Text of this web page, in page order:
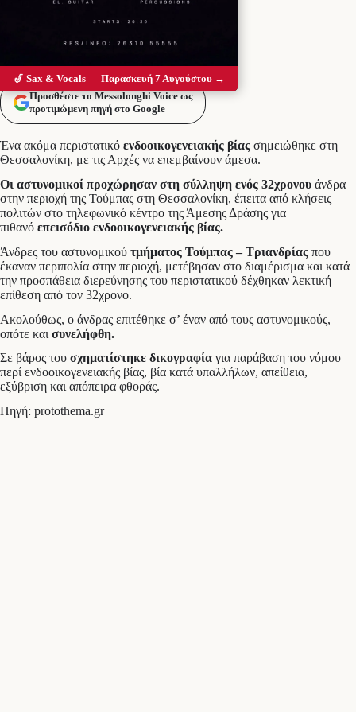
Προσθέστε το Messolonghi Voice ως
προτιμώμενη πηγή στο Google
Ένα ακόμα περιστατικό ενδοοικογενειακής βίας σημειώθηκε στη
Θεσσαλονίκη, με τις Αρχές να επεμβαίνουν άμεσα.
Οι αστυνομικοί προχώρησαν στη σύλληψη ενός 32χρονου άνδρα
στην περιοχή της Τούμπας στη Θεσσαλονίκη, έπειτα από κλήσεις
πολιτών στο τηλεφωνικό κέντρο της Άμεσης Δράσης για
πιθανό επεισόδιο ενδοοικογενειακής βίας.
Άνδρες του αστυνομικού τμήματος Τούμπας – Τριανδρίας που
έκαναν περιπολία στην περιοχή, μετέβησαν στο διαμέρισμα και κατά
την προσπάθεια διερεύνησης του περιστατικού δέχθηκαν λεκτική
επίθεση από τον 32χρονο.
Ακολούθως, ο άνδρας επιτέθηκε σ’ έναν από τους αστυνομικούς,
οπότε και συνελήφθη.
Σε βάρος του σχηματίστηκε δικογραφία για παράβαση του νόμου
περί ενδοοικογενειακής βίας, βία κατά υπαλλήλων, απείθεια,
εξύβριση και απόπειρα φθοράς.
Πηγή: protothema.gr
🎷 Sax & Vocals — Παρασκευή 7 Αυγούστου →